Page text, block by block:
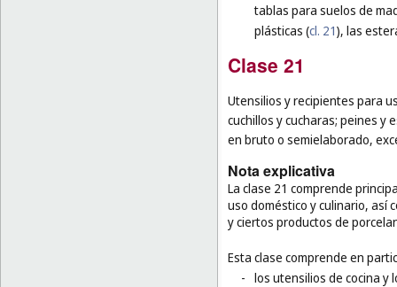
tablas para suelos de
plásticas (cl. 21), las
Clase 21
Utensilios y recipientes para
cuchillos y cucharas; peines y
en bruto o semielaborado,
Nota explicativa
La clase 21 comprende
uso doméstico y culinario, así
y ciertos productos de
Esta clase comprende en
- los utensilios de cocina y